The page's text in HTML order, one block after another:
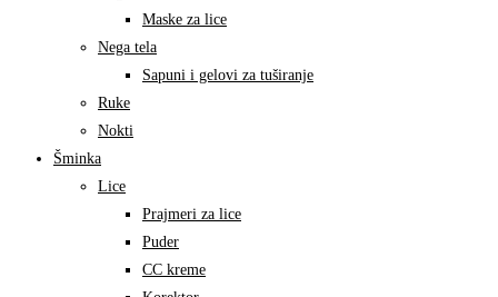
Maske za lice
Nega tela
Sapuni i gelovi za tuširanje
Ruke
Nokti
Šminka
Lice
Prajmeri za lice
Puder
CC kreme